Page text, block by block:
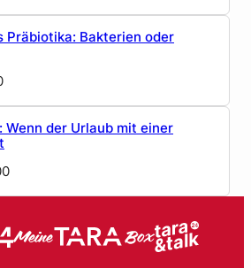
Präbiotika: Bakterien oder
Wenn der Urlaub mit einer